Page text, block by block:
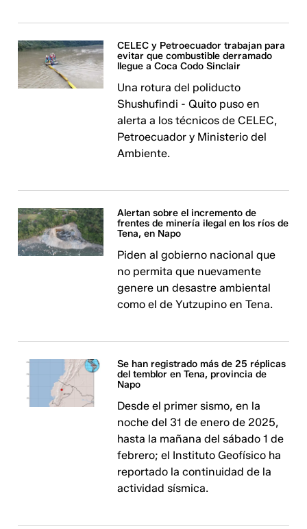
CELEC y Petroecuador trabajan para
evitar que combustible derramado
llegue a Coca Codo Sinclair
Una rotura del poliducto
Shushufindi - Quito puso en
alerta a los técnicos de CELEC,
Petroecuador y Ministerio del
Ambiente.
Alertan sobre el incremento de
frentes de minería ilegal en los ríos de
Tena, en Napo
Piden al gobierno nacional que
no permita que nuevamente
genere un desastre ambiental
como el de Yutzupino en Tena.
Se han registrado más de 25 réplicas
del temblor en Tena, provincia de
Napo
Desde el primer sismo, en la
noche del 31 de enero de 2025,
hasta la mañana del sábado 1 de
febrero; el Instituto Geofísico ha
reportado la continuidad de la
actividad sísmica.